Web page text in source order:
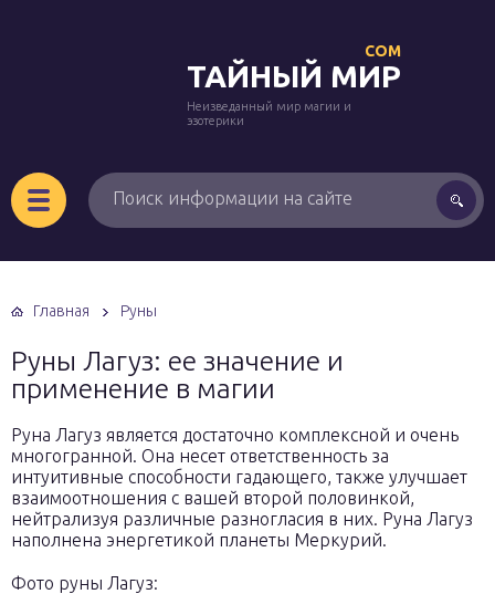
ТАЙНЫЙ МИР
COM
Неизведанный мир магии и
эзотерики
Главная Руны
Руны Лагуз: ее значение и
применение в магии
Руна Лагуз является достаточно комплексной и очень
многогранной. Она несет ответственность за
интуитивные способности гадающего, также улучшает
взаимоотношения с вашей второй половинкой,
нейтрализуя различные разногласия в них. Руна Лагуз
наполнена энергетикой планеты Меркурий.
Фото руны Лагуз: